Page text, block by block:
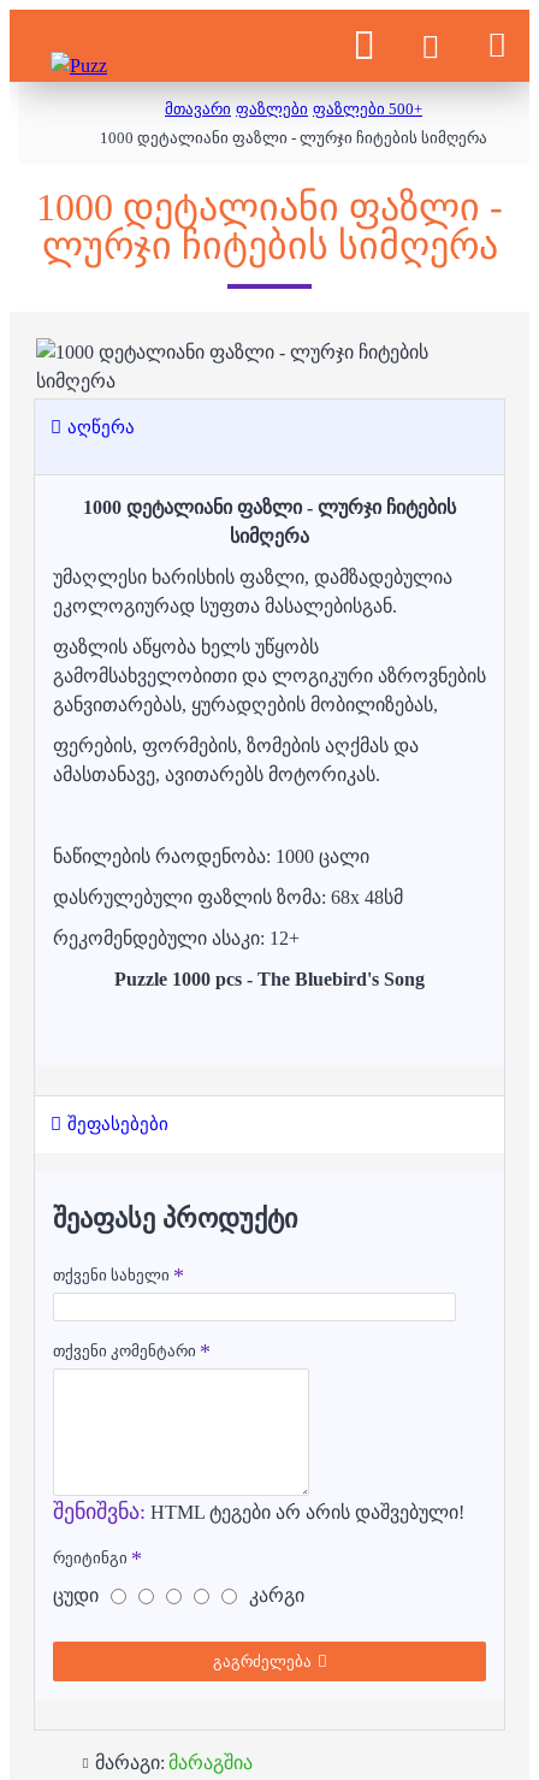
მთავარი ფაზლები ფაზლები 500+
1000 დეტალიანი ფაზლი - ლურჯი ჩიტების სიმღერა
1000 ᲓᲔᲢᲐᲚᲘᲐᲜᲘ ᲤᲐᲖᲚᲘ -
ᲚᲣᲠᲯᲘ ᲩᲘᲢᲔᲑᲘᲡ ᲡᲘᲛᲦᲔᲠᲐ
აღწერა
1000 დეტალიანი ფაზლი - ლურჯი ჩიტების
სიმღერა
უმაღლესი ხარისხის ფაზლი, დამზადებულია
ეკოლოგიურად სუფთა მასალებისგან.
ფაზლის აწყობა ხელს უწყობს
გამომსახველობითი და ლოგიკური აზროვნების
განვითარებას, ყურადღების მობილიზებას,
ფერების, ფორმების, ზომების აღქმას და
ამასთანავე, ავითარებს მოტორიკას.
ნაწილების რაოდენობა: 1000 ცალი
დასრულებული ფაზლის ზომა: 68x 48სმ
რეკომენდებული ასაკი: 12+
Puzzle 1000 pcs - The Bluebird's Song
შეფასებები
ᲨᲔᲐᲤᲐᲡᲔ ᲞᲠᲝᲓᲣᲥᲢᲘ
თქვენი სახელი
თქვენი კომენტარი
შენიშვნა: HTML ტეგები არ არის დაშვებული!
რეიტინგი
ცუდი კარგი
გაგრძელება
მარაგი: მარაგშია